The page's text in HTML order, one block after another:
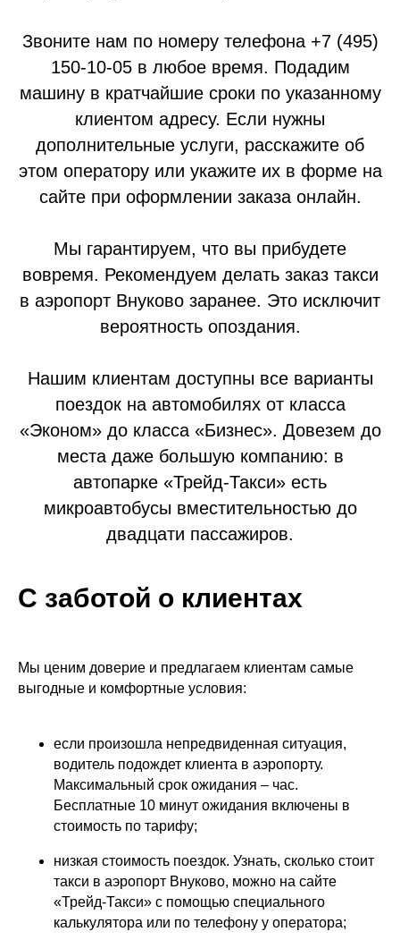
Звоните нам по номеру телефона +7 (495)
150-10-05 в любое время. Подадим
машину в кратчайшие сроки по указанному
клиентом адресу. Если нужны
дополнительные услуги, расскажите об
этом оператору или укажите их в форме на
сайте при оформлении заказа онлайн.
Мы гарантируем, что вы прибудете
вовремя. Рекомендуем делать заказ такси
в аэропорт Внуково заранее. Это исключит
вероятность опоздания.
Нашим клиентам доступны все варианты
поездок на автомобилях от класса
«Эконом» до класса «Бизнес». Довезем до
места даже большую компанию: в
автопарке «Трейд-Такси» есть
микроавтобусы вместительностью до
двадцати пассажиров.
С заботой о клиентах
Мы ценим доверие и предлагаем клиентам самые
выгодные и комфортные условия:
если произошла непредвиденная ситуация,
водитель подождет клиента в аэропорту.
Максимальный срок ожидания – час.
Бесплатные 10 минут ожидания включены в
стоимость по тарифу;
низкая стоимость поездок. Узнать, сколько стоит
такси в аэропорт Внуково, можно на сайте
«Трейд-Такси» с помощью специального
калькулятора или по телефону у оператора;